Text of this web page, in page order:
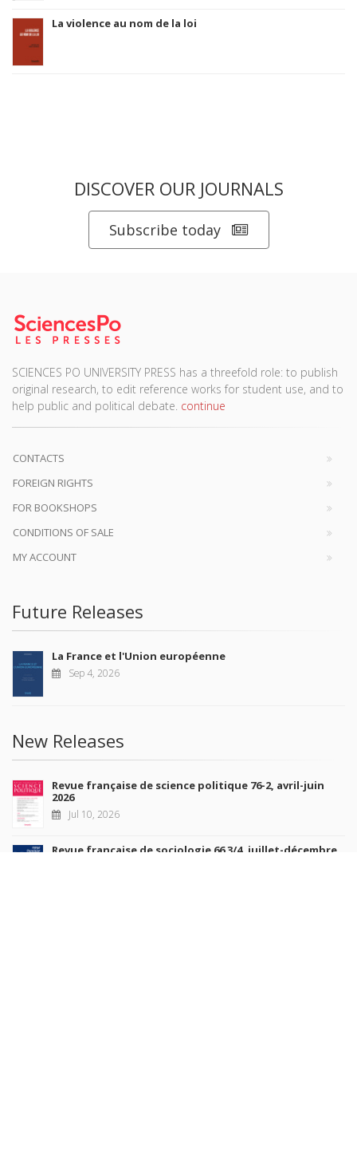
La violence au nom de la loi
DISCOVER OUR JOURNALS
Subscribe today
SCIENCES PO UNIVERSITY PRESS has a threefold role: to publish
original research, to edit reference works for student use, and to
help public and political debate. continue
CONTACTS
FOREIGN RIGHTS
FOR BOOKSHOPS
CONDITIONS OF SALE
MY ACCOUNT
Future Releases
La France et l'Union européenne
Sep 4, 2026
New Releases
Revue française de science politique 76-2, avril-juin
2026
Jul 10, 2026
Revue française de sociologie 66 3/4, juillet-décembre